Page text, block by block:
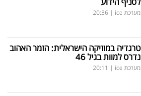
מערכת ice |
20:36
טרגדיה במוזיקה הישראלית: הזמר האהוב
נדרס למוות בגיל 46
מערכת ice |
20:11